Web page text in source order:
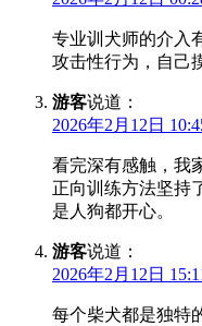
专业训犬师的介入
攻击性行为，自己
游客说道：
2026年2月12日
看完深有感触，我
正向训练方法坚持
是人狗都开心。
游客说道：
2026年2月12日
每个柴犬都是独特